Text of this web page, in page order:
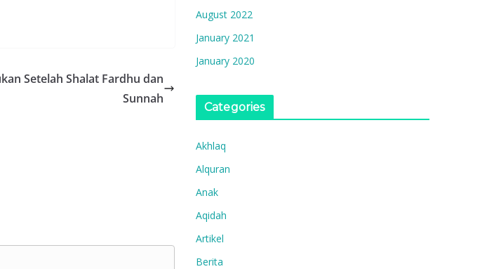
Setelah Shalat Fardhu dan
Sunnah
August 2022
January 2021
January 2020
Categories
Akhlaq
Alquran
Anak
Aqidah
Artikel
Berita